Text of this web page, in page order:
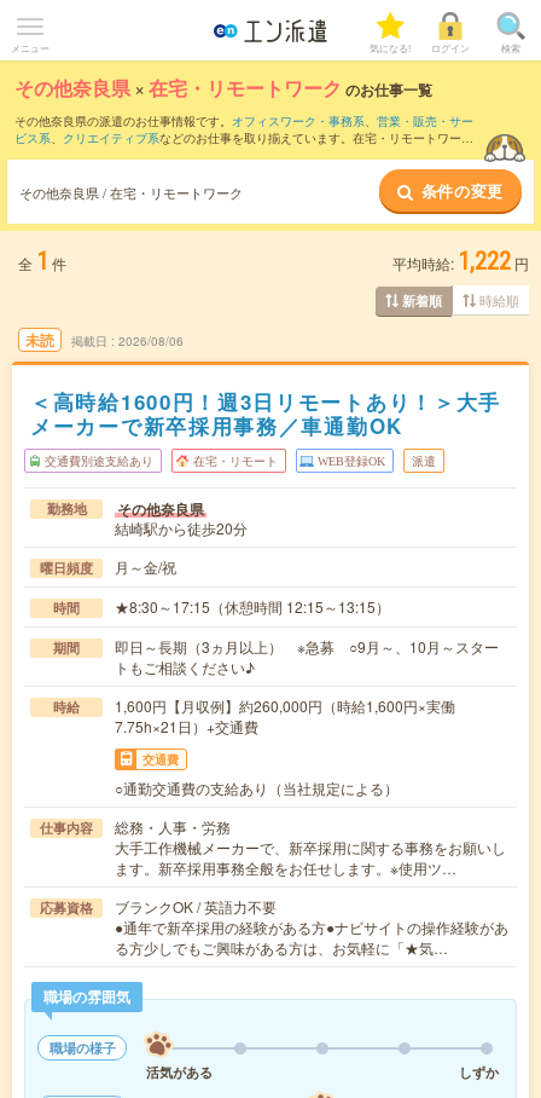
メニュー 気になる! ログイン 検索
その他奈良県 ×在宅・リモートワーク のお仕事一覧
その他奈良県の派遣のお仕事情報です。 オフィスワーク・事務系、 営業・販売・サー
ビス系、 クリエイティブ系などのお仕事を取り揃えています。在宅・リモートワーク
その他奈良県 / 在宅・リモートワーク 条件の変更
全 1 件 平均時給: 1,222 円
新着順 時給順
未読 掲載日 2026/08/06
＜高時給1600円！週3日リモートあり！＞大手
メーカーで新卒採用事務／車通勤OK
交通費別途支給あり 在宅・リモート WEB登録OK 派遣
勤務地 その他奈良県
結崎駅から徒歩20分
曜日頻度 月～金/祝
時間 ★8:30～17:15（休憩時間 12:15～13:15）
期間
即日～長期（3ヵ月以上） ※急募 ○9月～、10月～スター
トもご相談ください♪
時給
1,600円【月収例】約260,000円（時給1,600円×実働
7.75h×21日）+交通費
交通費
○通勤交通費の支給あり（当社規定による）
仕事内容
総務・人事・労務
大手工作機械メーカーで、新卒採用に関する事務をお願いし
ます。新卒採用事務全般をお任せします。※使用ツ…
応募資格
ブランクOK / 英語力不要
●通年で新卒採用の経験がある方●ナビサイトの操作経験があ
る方少しでもご興味がある方は、お気軽に「★気…
職場の雰囲気
職場の様子
活気がある
しずか